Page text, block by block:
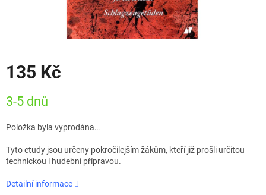
135 Kč
cena:
3-5 dnů
Položka byla vyprodána…
Tyto etudy jsou určeny pokročilejším žákům, kteří již prošli určitou
technickou i hudební přípravou.
Detailní informace